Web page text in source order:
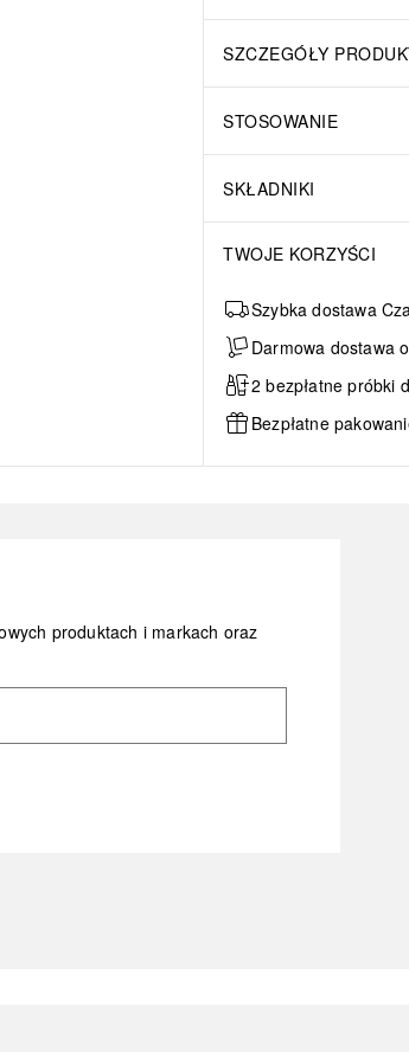
SZCZEGÓŁY
STOSOWANIE
SKŁADNIKI
TWOJE KORZYŚCI
Szybka dostawa
Darmowa dostawa
2 bezpłatne próbki
Bezpłatne
produktach i markach oraz